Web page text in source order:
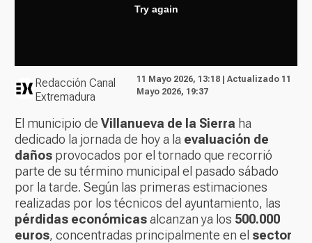
Redacción Canal
Extremadura
11 Mayo 2026, 13:18 | Actualizado 11
Mayo 2026, 19:37
El municipio de Villanueva de la Sierra ha
dedicado la jornada de hoy a la evaluación de
daños provocados por el tornado que recorrió
parte de su término municipal el pasado sábado
por la tarde. Según las primeras estimaciones
realizadas por los técnicos del ayuntamiento, las
pérdidas económicasalcanzan ya los 500.000
euros, concentradas principalmente en el sector